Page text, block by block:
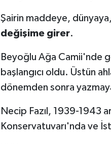
Şairin maddeye,
değişime girer.
Beyoğlu Ağa Camii'nde
başlangıcı oldu. Üstün
dönemden sonra
Necip Fazıl, 1939-1943
Konservatuvarı'nda ve